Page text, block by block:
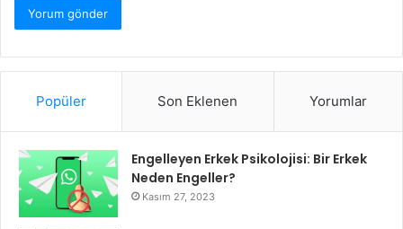
Popüler Son Eklenen Yorumlar
Engelleyen Erkek Psikolojisi: Bir Erkek
Neden Engeller?
Kasım 27, 2023